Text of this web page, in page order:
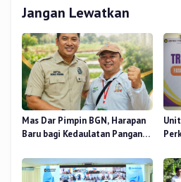
Jangan Lewatkan
Mas Dar Pimpin BGN, Harapan
Baru bagi Kedaulatan Pangan